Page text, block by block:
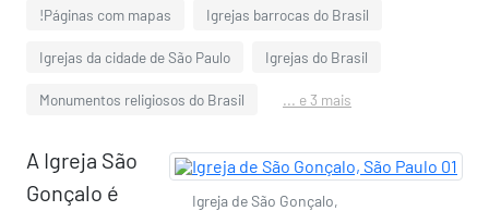
!Páginas com mapas Igrejas barrocas do Brasil
Igrejas da cidade de São Paulo Igrejas do Brasil
Monumentos religiosos do Brasil ... e 3 mais
Igreja de São Gonçalo,
A Igreja São
Gonçalo é